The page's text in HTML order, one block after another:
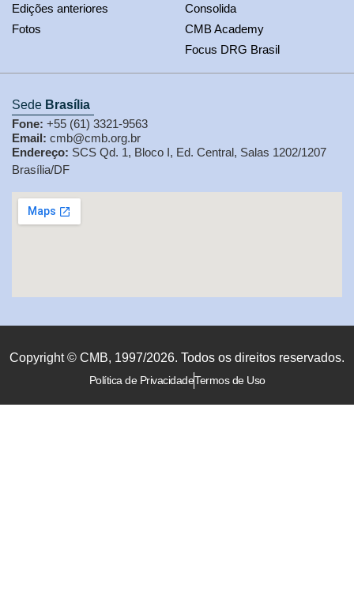
Edições anteriores
Fotos
Consolida
CMB Academy
Focus DRG Brasil
Sede Brasília
Fone: +55 (61) 3321-9563
Email: cmb@cmb.org.br
Endereço: SCS Qd. 1, Bloco I, Ed. Central, Salas 1202/1207
Brasília/DF
Copyright © CMB, 1997/2026. Todos os direitos reservados.
Política de PrivacidadeTermos de Uso